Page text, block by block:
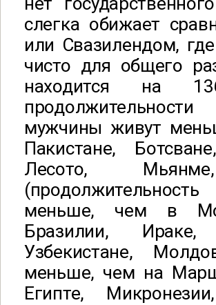
слегка обижает
или Свазилендом,
чисто для общего
находится на
мужчины живут
Пакистане,
Лесото,
меньше, чем в
Бразилии, Ираке,
Узбекистане,
меньше, чем на
Египте,